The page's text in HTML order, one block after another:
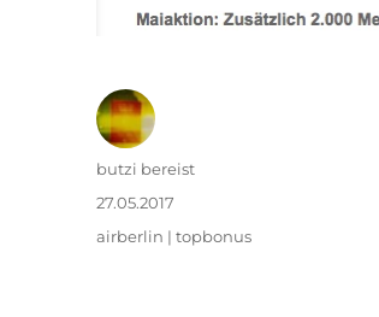
Autor
butzi bereist
Veröffentlicht
am
27.05.2017
Kategorien
airberlin | topbonus